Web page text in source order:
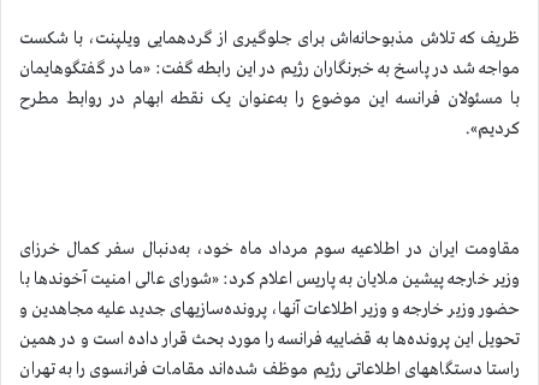
ظریف که تلاش مذبوحانه‌اش برای جلوگیری از گردهمایی ویلپنت، با شکست
مواجه شد در پاسخ به خبرنگاران رژیم در این رابطه گفت: «ما در گفتگوهایمان
با مسئولان فرانسه این موضوع را به‌عنوان یک نقطه ابهام در روابط مطرح
کردیم».
مقاومت ایران در اطلاعیه سوم مرداد ماه خود، به‌دنبال سفر کمال خرزای
وزیر خارجه پیشین ملایان به پاریس اعلام کرد:‌ «شورای عالی امنیت آخوندها با
حضور وزیر خارجه و وزیر اطلاعات آنها، پرونده‌سازیهای جدید علیه مجاهدین و
تحویل این پرونده‌ها به قضاییه فرانسه را مورد بحث قرار داده است و در همین
راستا دستگاههای اطلاعاتی رژیم موظف شده‌اند مقامات فرانسوی را به تهران